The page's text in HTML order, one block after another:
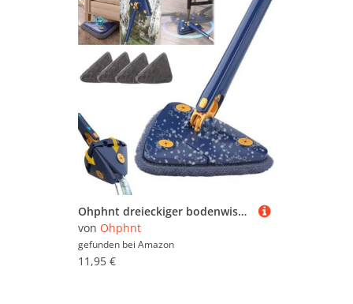
Ohphnt dreieckiger bodenwischer Angle mop,teleskop dreiecksmopp,dreieckiger 360-grad-reinigungsmopp,Angle mop,Bad und fliesenwischer mit teleskopstiel,360 Grad wischmopp flovida,dreieckiger 360-grad
von Ohphnt
gefunden bei Amazon
11,95 €